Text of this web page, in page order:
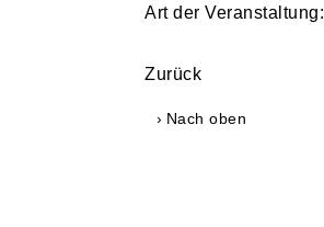
Art der Veranstaltung:
Zurück
Nach oben